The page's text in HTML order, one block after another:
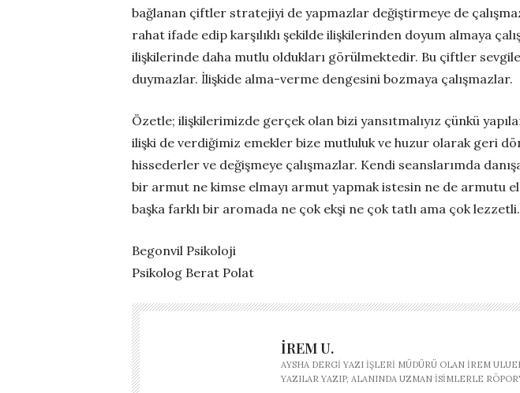
bağlanan çiftler stratejiyi de yapmazlar değiştirmeye de
rahat ifade edip karşılıklı şekilde ilişkilerinden doyum almaya
ilişkilerinde daha mutlu oldukları görülmektedir. Bu çiftler
duymazlar. İlişkide alma-verme dengesini bozmaya çalışmazlar.
Özetle; ilişkilerimizde gerçek olan bizi yansıtmalıyız çünkü
ilişki de verdiğimiz emekler bize mutluluk ve huzur olarak geri
hissederler ve değişmeye çalışmazlar. Kendi seanslarımda
bir armut ne kimse elmayı armut yapmak istesin ne de armutu
başka farklı bir aromada ne çok ekşi ne çok tatlı ama çok lezzetli.
Begonvil Psikoloji
Psikolog Berat Polat
İREM U.
AYSHA DERGI YAZI İŞLERI MÜDÜRÜ OLAN İREM
YAZILAR YAZIP, ALANINDA UZMAN ISIMLERLE